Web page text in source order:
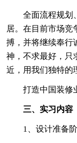
全面流程规划、
居。在目前市场竞
搏，并将继续奉行
神，不求最好，只
近，用我们独特的
打造中国装修业
三、实习内容
1、设计准备